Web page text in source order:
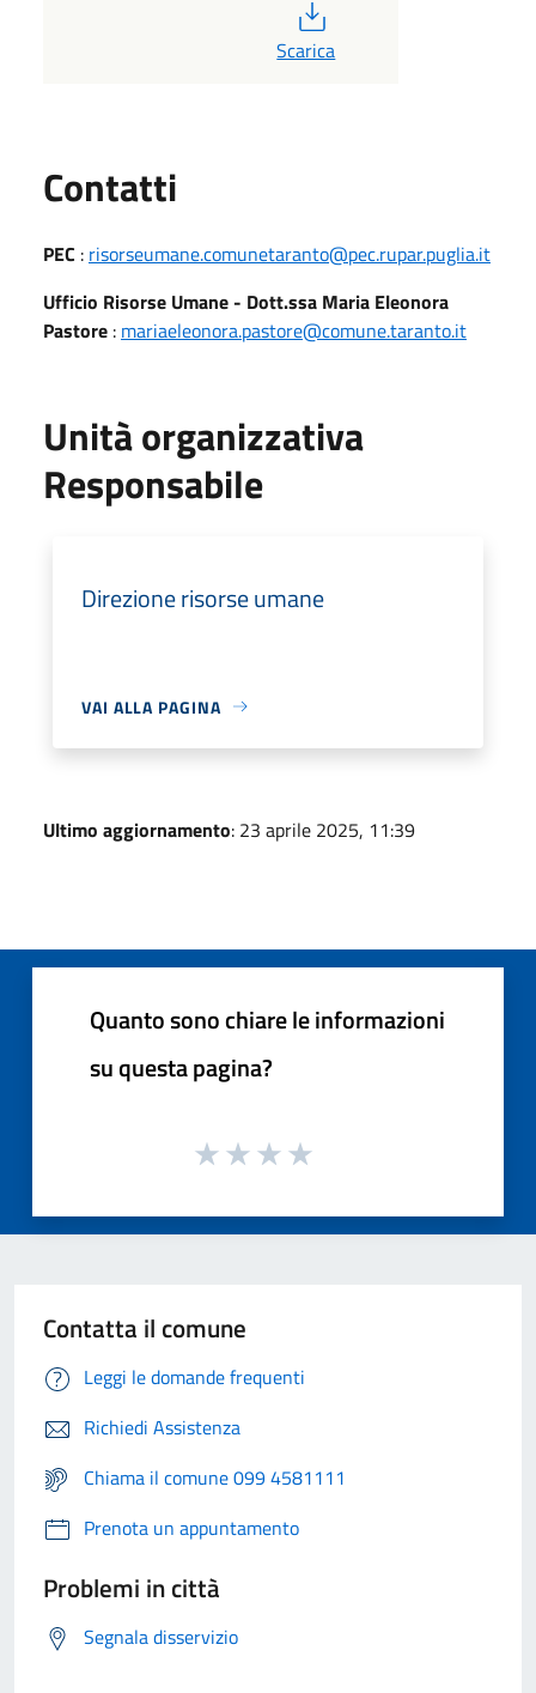
Scarica
Contatti
PEC : risorseumane.comunetaranto@pec.rupar.puglia.it
Ufficio Risorse Umane - Dott.ssa Maria Eleonora
Pastore : mariaeleonora.pastore@comune.taranto.it
Unità organizzativa
Responsabile
Direzione risorse umane
VAI ALLA PAGINA
Ultimo aggiornamento: 23 aprile 2025, 11:39
Quanto sono chiare le informazioni
su questa pagina?
Contatta il comune
Leggi le domande frequenti
Richiedi Assistenza
Chiama il comune 099 4581111
Prenota un appuntamento
Problemi in città
Segnala disservizio